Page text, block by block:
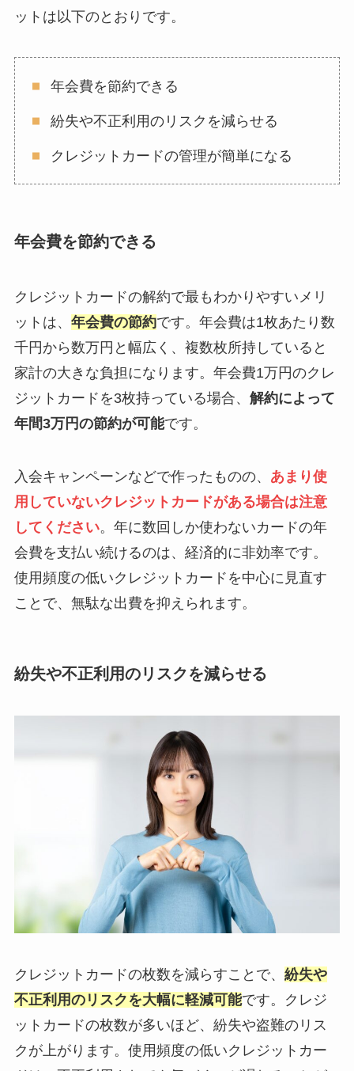
ットは以下のとおりです。
年会費を節約できる
紛失や不正利用のリスクを減らせる
クレジットカードの管理が簡単になる
年会費を節約できる
クレジットカードの解約で最もわかりやすいメリ
ットは、 年会費の節約です。年会費は1枚あたり数
千円から数万円と幅広く、複数枚所持していると
家計の大きな負担になります。年会費1万円のクレ
ジットカードを3枚持っている場合、 解約によって
年間3万円の節約が可能です。
入会キャンペーンなどで作ったものの、 あまり使
用していないクレジットカードがある場合は注意
してください。年に数回しか使わないカードの年
会費を支払い続けるのは、経済的に非効率です。
使用頻度の低いクレジットカードを中心に見直す
ことで、無駄な出費を抑えられます。
紛失や不正利用のリスクを減らせる
クレジットカードの枚数を減らすことで、 紛失や
不正利用のリスクを大幅に軽減可能です。クレジ
ットカードの枚数が多いほど、紛失や盗難のリス
クが上がります。使用頻度の低いクレジットカー